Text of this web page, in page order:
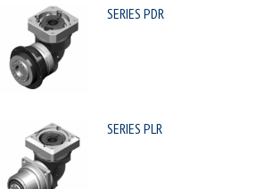
SERIES PDR
SERIES PLR